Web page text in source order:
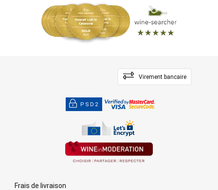
Virement bancaire
PSD2
Frais de livraison